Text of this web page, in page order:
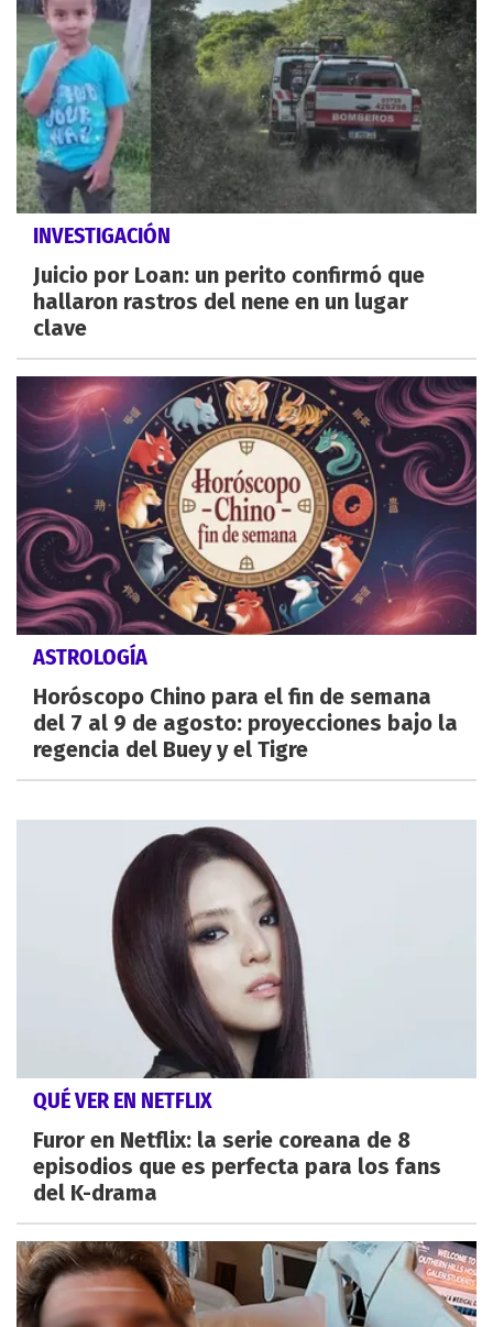
INVESTIGACIÓN
Juicio por Loan: un perito confirmó que
hallaron rastros del nene en un lugar
clave
ASTROLOGÍA
Horóscopo Chino para el fin de semana
del 7 al 9 de agosto: proyecciones bajo la
regencia del Buey y el Tigre
QUÉ VER EN NETFLIX
Furor en Netflix: la serie coreana de 8
episodios que es perfecta para los fans
del K-drama